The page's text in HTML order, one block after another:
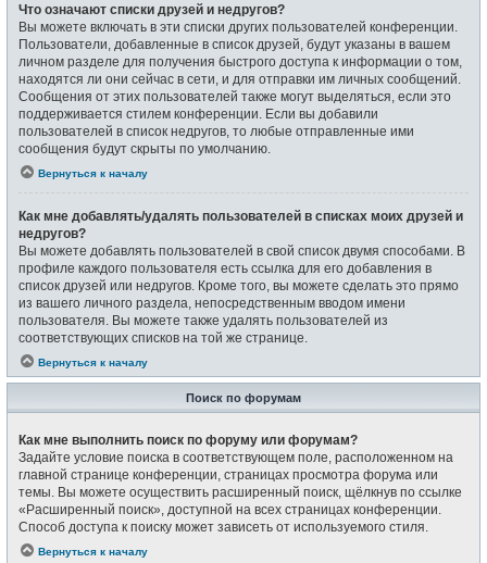
Что означают списки друзей и недругов?
Вы можете включать в эти списки других пользователей конференции.
Пользователи, добавленные в список друзей, будут указаны в вашем
личном разделе для получения быстрого доступа к информации о том,
находятся ли они сейчас в сети, и для отправки им личных сообщений.
Сообщения от этих пользователей также могут выделяться, если это
поддерживается стилем конференции. Если вы добавили
пользователей в список недругов, то любые отправленные ими
сообщения будут скрыты по умолчанию.
Вернуться к началу
Как мне добавлять/удалять пользователей в списках моих друзей и
недругов?
Вы можете добавлять пользователей в свой список двумя способами. В
профиле каждого пользователя есть ссылка для его добавления в
список друзей или недругов. Кроме того, вы можете сделать это прямо
из вашего личного раздела, непосредственным вводом имени
пользователя. Вы можете также удалять пользователей из
соответствующих списков на той же странице.
Вернуться к началу
Поиск по форумам
Как мне выполнить поиск по форуму или форумам?
Задайте условие поиска в соответствующем поле, расположенном на
главной странице конференции, страницах просмотра форума или
темы. Вы можете осуществить расширенный поиск, щёлкнув по ссылке
«Расширенный поиск», доступной на всех страницах конференции.
Способ доступа к поиску может зависеть от используемого стиля.
Вернуться к началу